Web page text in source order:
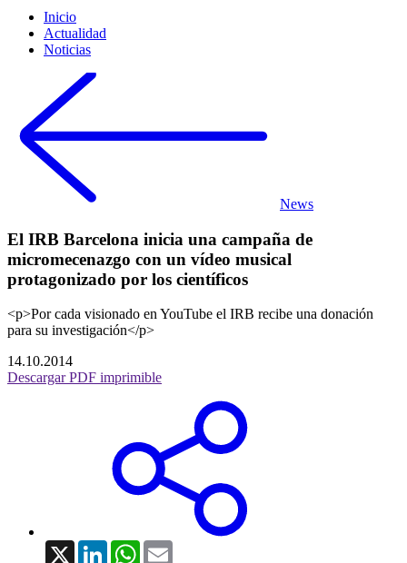
Inicio
Actualidad
Noticias
News
El IRB Barcelona inicia una campaña de
micromecenazgo con un vídeo musical
protagonizado por los científicos
<p>Por cada visionado en YouTube el IRB recibe una donación
para su investigación</p>
14.10.2014
Descargar PDF imprimible
X LinkedInWhatsApp